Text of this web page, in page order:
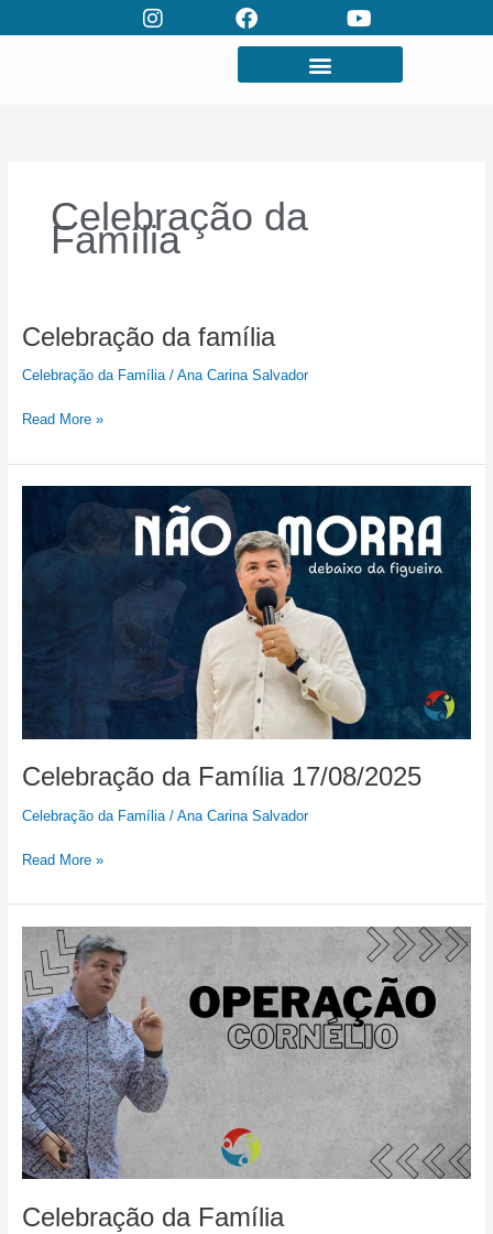
to
Celebração da
Família
Celebração da família
Celebração da Família/Ana Carina Salvador
Celebração
família
Read More »
Celebração da Família 17/08/2025
Celebração da Família/Ana Carina Salvador
Família
17/08/2025
Read More »
Celebração da Família
Celebração
Família